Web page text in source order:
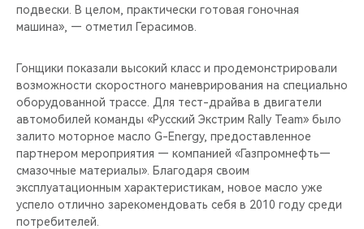
подвески. В целом, практически готовая гоночная
машина», — отметил Герасимов.
Гонщики показали высокий класс и продемонстрировали
возможности скоростного маневрирования на специально
оборудованной трассе. Для тест-драйва в двигатели
автомобилей команды «Русский Экстрим Rally Team» было
залито моторное масло G-Energy, предоставленное
партнером мероприятия — компанией «Газпромнефть—
смазочные материалы». Благодаря своим
эксплуатационным характеристикам, новое масло уже
успело отлично зарекомендовать себя в 2010 году среди
потребителей.